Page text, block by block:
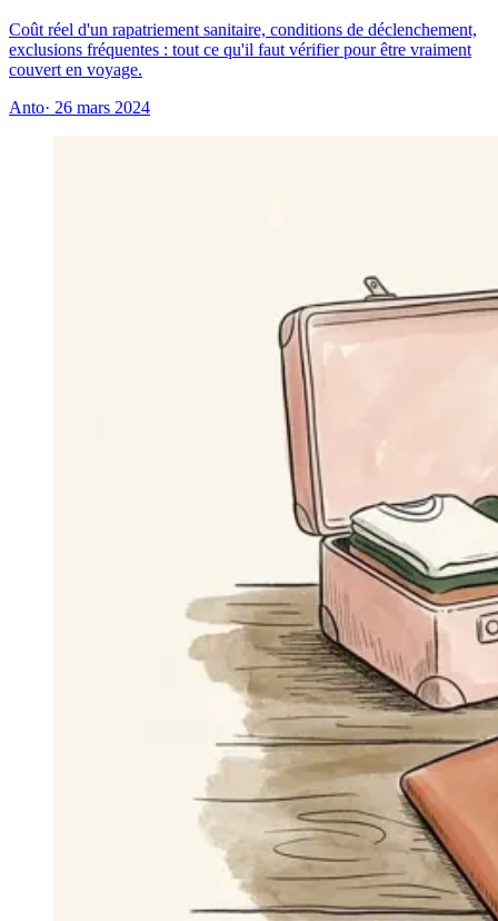
Coût réel d'un rapatriement sanitaire, conditions de déclenchement,
exclusions fréquentes : tout ce qu'il faut vérifier pour être vraiment
couvert en voyage.
Anto· 26 mars 2024